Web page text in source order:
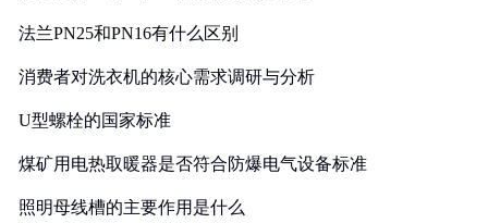
法兰PN25和PN16有什么区别
消费者对洗衣机的核心需求调研与分析
U型螺栓的国家标准
煤矿用电热取暖器是否符合防爆电气设备标准
照明母线槽的主要作用是什么